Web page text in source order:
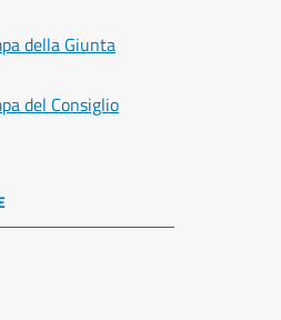
della Giunta
del Consiglio